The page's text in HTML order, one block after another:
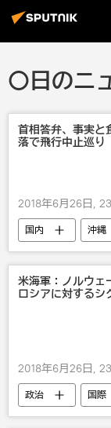
〇日のニ
首相答弁、事実
落で飛行中止巡り
2018年6月26日,
国内 沖縄
アメリカ軍
戦争・紛争・対立・
軍事演習
米海軍：ノルウェ
ロシアに対するシ
2018年6月26日,
政治 国際
ノルウェー